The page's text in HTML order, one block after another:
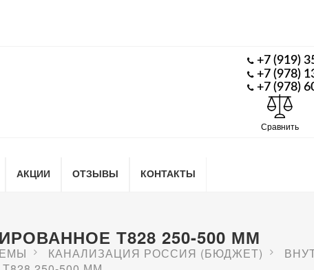
+7 (919)
+7 (978)
+7 (978)
Сравнить
АКЦИИ ОТЗЫВЫ КОНТАКТЫ
Т828 250-500 ММ
КАНАЛИЗАЦИЯ РОССИЯ (БЮДЖЕТ)